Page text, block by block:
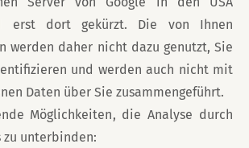
erst dort gekürzt. Die von Ihnen
werden daher nicht dazu genutzt, Sie
und werden auch nicht mit
Daten über Sie zusammengeführt.
Möglichkeiten, die Analyse durch
zu unterbinden: